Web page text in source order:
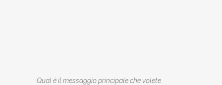
Qual è il messaggio principale che volete